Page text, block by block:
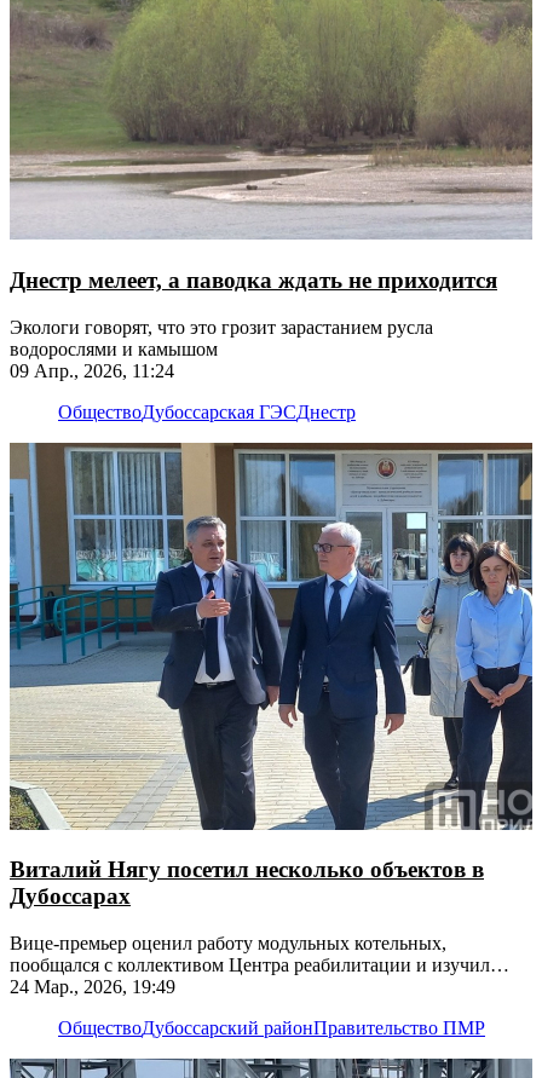
Днестр мелеет, а паводка ждать не приходится
Экологи говорят, что это грозит зарастанием русла
водорослями и камышом
09 Апр., 2026, 11:24
ОбществоДубоссарская ГЭСДнестр
Виталий Нягу посетил несколько объектов в
Дубоссарах
Вице-премьер оценил работу модульных котельных,
пообщался с коллективом Центра реабилитации и изучил
ситуацию на Дубоссарской ГЭС
24 Мар., 2026, 19:49
ОбществоДубоссарский районПравительство ПМР